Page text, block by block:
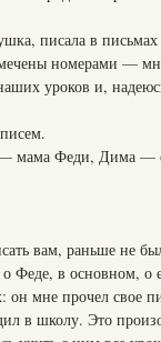
писала в
номерами — мне
уроков и,
мама Феди, Дима —
вам, раньше не
Феде, в основном, о
мне прочел свое
в школу. Это